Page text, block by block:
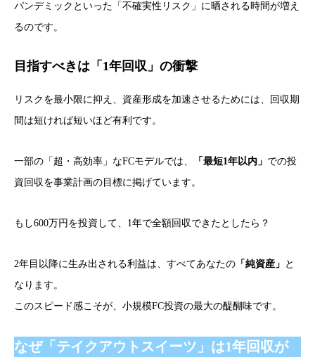
パンデミックといった「不確実性リスク」に晒される時間が増え
るのです。
目指すべきは「1年回収」の衝撃
リスクを最小限に抑え、資産形成を加速させるためには、回収期
間は短ければ短いほど有利です。
一部の「超・高効率」なFCモデルでは、 「最短1年以内」 での投
資回収を事業計画の目標に掲げています。
もし600万円を投資して、1年で全額回収できたとしたら？
2年目以降に生み出される利益は、すべてあなたの 「純資産」 と
なります。
このスピード感こそが、小規模FC投資の最大の醍醐味です。
なぜ「テイクアウトスイーツ」は1年回収が